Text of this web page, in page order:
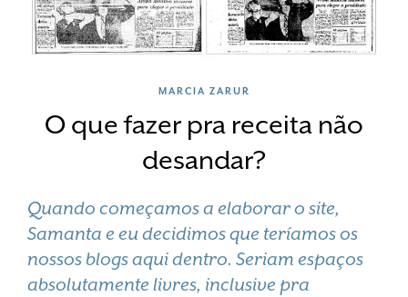
MARCIA ZARUR
O que fazer pra receita não
desandar?
Quando começamos a elaborar o site,
Samanta e eu decidimos que teríamos os
nossos blogs aqui dentro. Seriam espaços
absolutamente livres, inclusive pra